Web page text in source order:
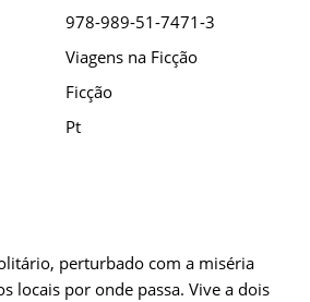
978-989-51-7471-3
Viagens na Ficção
Ficção
Pt
perturbado com a miséria
locais por onde passa. Vive a dois